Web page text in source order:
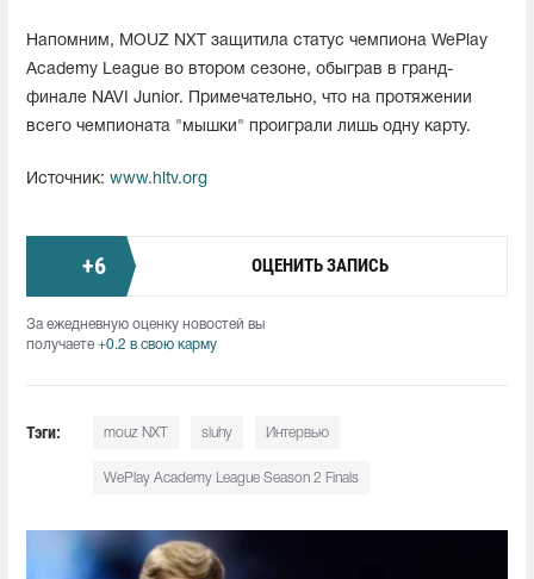
Напомним, MOUZ NXT защитила статус чемпиона WePlay
Academy League во втором сезоне, обыграв в гранд-
финале NAVI Junior. Примечательно, что на протяжении
всего чемпионата "мышки" проиграли лишь одну карту.
Источник: www.hltv.org
+6 ОЦЕНИТЬ ЗАПИСЬ
За ежедневную оценку новостей вы
получаете +0.2 в свою карму
Тэги: mouz NXT siuhy Интервью
WePlay Academy League Season 2 Finals